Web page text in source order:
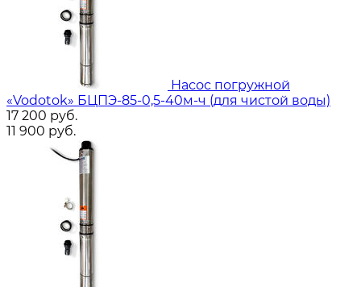
Насос погружной
«Vodotok» БЦПЭ-85-0,5-40м-ч (для чистой воды)
17 200 руб.
11 900 руб.